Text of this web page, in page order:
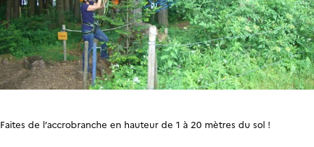
Faites de l’accrobranche en hauteur de 1 à 20 mètres du sol !